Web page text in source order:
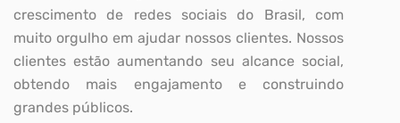
crescimento de redes sociais do Brasil, com
muito orgulho em ajudar nossos clientes. Nossos
clientes estão aumentando seu alcance social,
obtendo mais engajamento e construindo
grandes públicos.